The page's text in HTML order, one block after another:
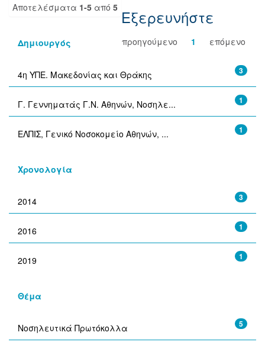
Αποτελέσματα 1-5 από 5
προηγούμενο 1 επόμενο
Εξερευνήστε
Δημιουργός
3
4η ΥΠΕ. Μακεδονίας και Θράκης
1
Γ. Γεννηματάς Γ.Ν. Αθηνών, Νοσηλε...
1
ΕΛΠΙΣ, Γενικό Νοσοκομείο Αθηνών, ...
Χρονολογία
3
2014
1
2016
1
2019
Θέμα
5
Νοσηλευτικά Πρωτόκολλα